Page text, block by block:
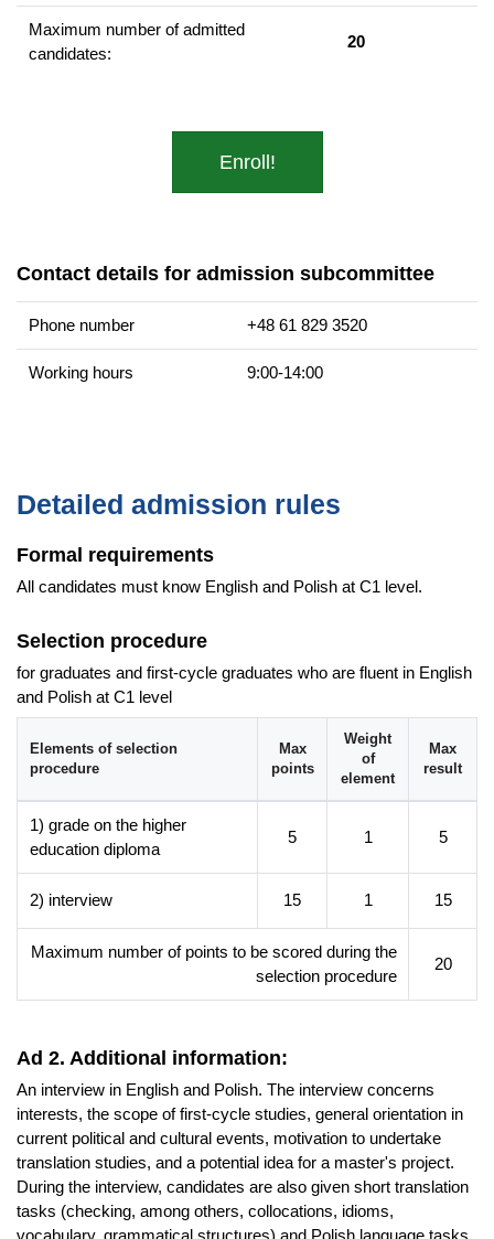
Lokalizator gier
Postedytor
Maximum number of admitted
candidates:
20
Enroll!
Contact details for admission subcommittee
Phone number +48 61 829 3520
Working hours 9:00-14:00
Detailed admission rules
Formal requirements
All candidates must know English and Polish at C1 level.
Selection procedure
for graduates and first-cycle graduates who are fluent in English
and Polish at C1 level
Elements of selection
procedure
Max
points
Weight
of
element
Max
result
1) grade on the higher
education diploma
5 1 5
2) interview 15 1 15
Maximum number of points to be scored during the
selection procedure
20
Ad 2. Additional information:
An interview in English and Polish. The interview concerns
interests, the scope of first-cycle studies, general orientation in
current political and cultural events, motivation to undertake
translation studies, and a potential idea for a master's project.
During the interview, candidates are also given short translation
tasks (checking, among others, collocations, idioms,
vocabulary, grammatical structures) and Polish language tasks